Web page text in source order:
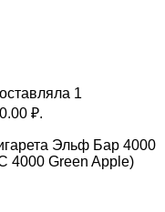
1
₽.
Эльф Бар 4000
4000 Green Apple)